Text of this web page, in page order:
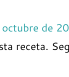
octubre de
receta.